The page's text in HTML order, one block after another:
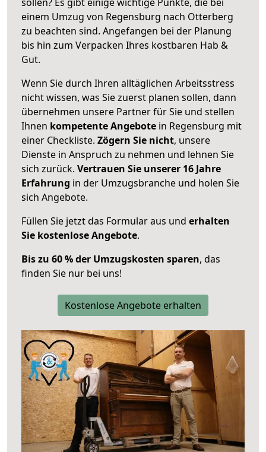
einem Umzug von Regensburg nach Otterberg
zu beachten sind. Angefangen bei der Planung
bis hin zum Verpacken Ihres kostbaren Hab &
Gut.
Wenn Sie durch Ihren alltäglichen Arbeitsstress
nicht wissen, was Sie zuerst planen sollen, dann
übernehmen unsere Partner für Sie und stellen
Ihnen kompetente Angebote in Regensburg mit
einer Checkliste. Zögern Sie nicht, unsere
Dienste in Anspruch zu nehmen und lehnen Sie
sich zurück. Vertrauen Sie unserer 16 Jahre
Erfahrung in der Umzugsbranche und holen Sie
sich Angebote.
Füllen Sie jetzt das Formular aus und erhalten
Sie kostenlose Angebote.
Bis zu 60 % der Umzugskosten sparen, das
finden Sie nur bei uns!
Kostenlose Angebote erhalten